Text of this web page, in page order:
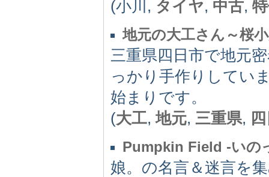
(小川, タイヤ, 中古,
地元の大工さん～桜
三重県四日市で地元
っかり手作りしてい
始まりです。
(大工,地元, 三重県,
Pumpkin Field -いの
娘。の名言＆迷言を